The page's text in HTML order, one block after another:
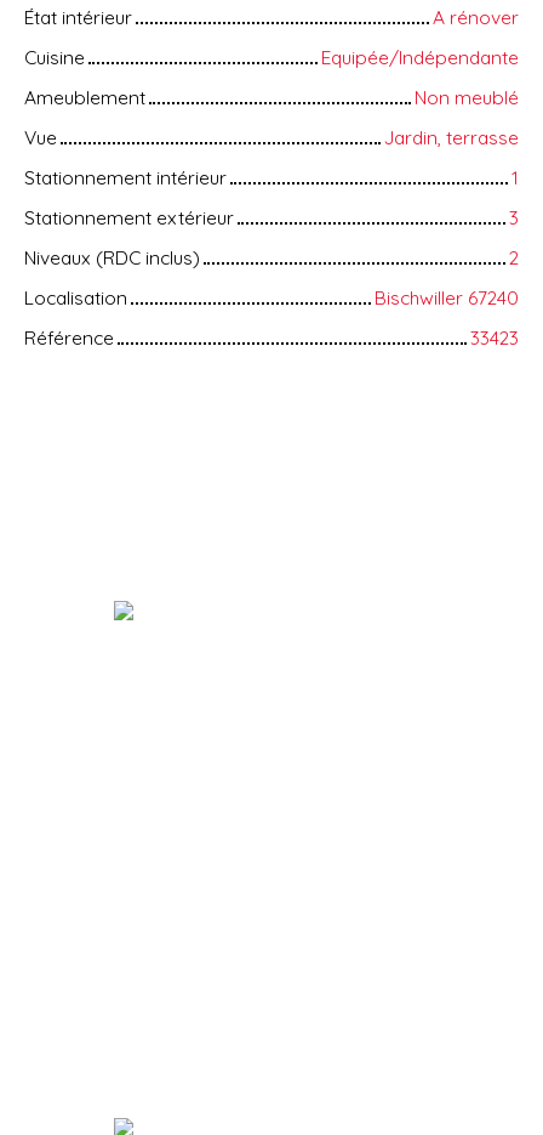
État intérieur
A rénover
Cuisine
Equipée/Indépendante
Ameublement
Non meublé
Vue
Jardin, terrasse
Stationnement intérieur
1
Stationnement extérieur
3
Niveaux (RDC inclus)
2
Localisation
Bischwiller 67240
Référence
33423